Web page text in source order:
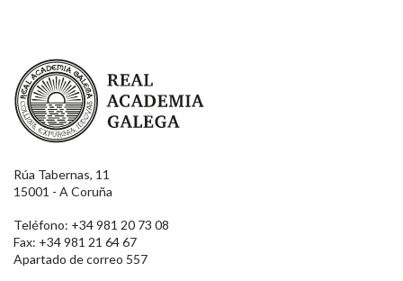
Real Academia Galega
Rúa Tabernas, 11
15001 - A Coruña
Teléfono: +34 981 20 73 08
Fax: +34 981 21 64 67
Apartado de correo 557